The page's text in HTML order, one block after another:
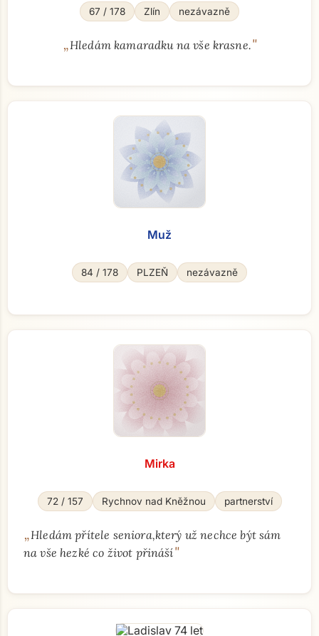
67 / 178 Zlín nezávazně
„Hledám kamaradku na vše krasne."
Muž
84 / 178 PLZEŇ nezávazně
Mirka
72 / 157 Rychnov nad Kněžnou partnerství
„Hledám přítele seniora,který už nechce být sám
na vše hezké co život přináší"